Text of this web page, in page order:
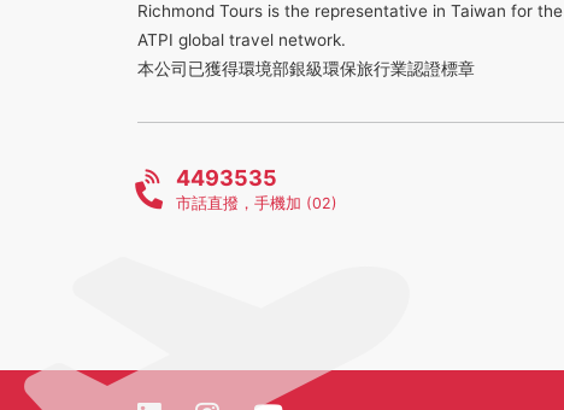
Richmond Tours is the representative in Taiwan for the
ATPI global travel network.
本公司已獲得環境部銀級環保旅行業認證標章
4493535
市話直撥，手機加 (02)